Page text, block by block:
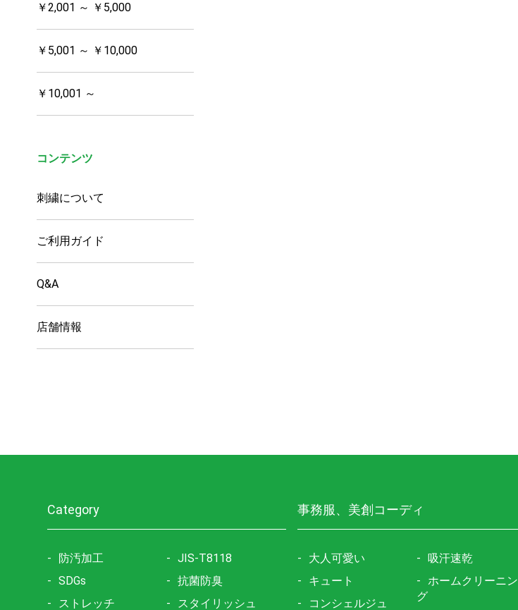
￥2,001 ～ ￥5,000
￥5,001 ～ ￥10,000
￥10,001 ～
コンテンツ
刺繍について
ご利用ガイド
Q&A
店舗情報
Category
防汚加工
SDGs
ストレッチ
JIS-T8118
抗菌防臭
スタイリッシュ
事務服、美創コーディ
大人可愛い
キュート
コンシェルジュ
吸汗速乾
ホームクリーニン
グ